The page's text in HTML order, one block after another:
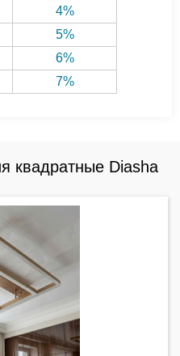
4%
5%
6%
7%
квадратные Diasha